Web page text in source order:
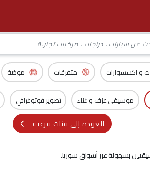
و اكسسوارات متفرقات موضة
موسيقى عزف و غناء تصوير فوتوغرافي
العودة إلى فئات فرعية
بسهولة عبر أسواق سوريا.